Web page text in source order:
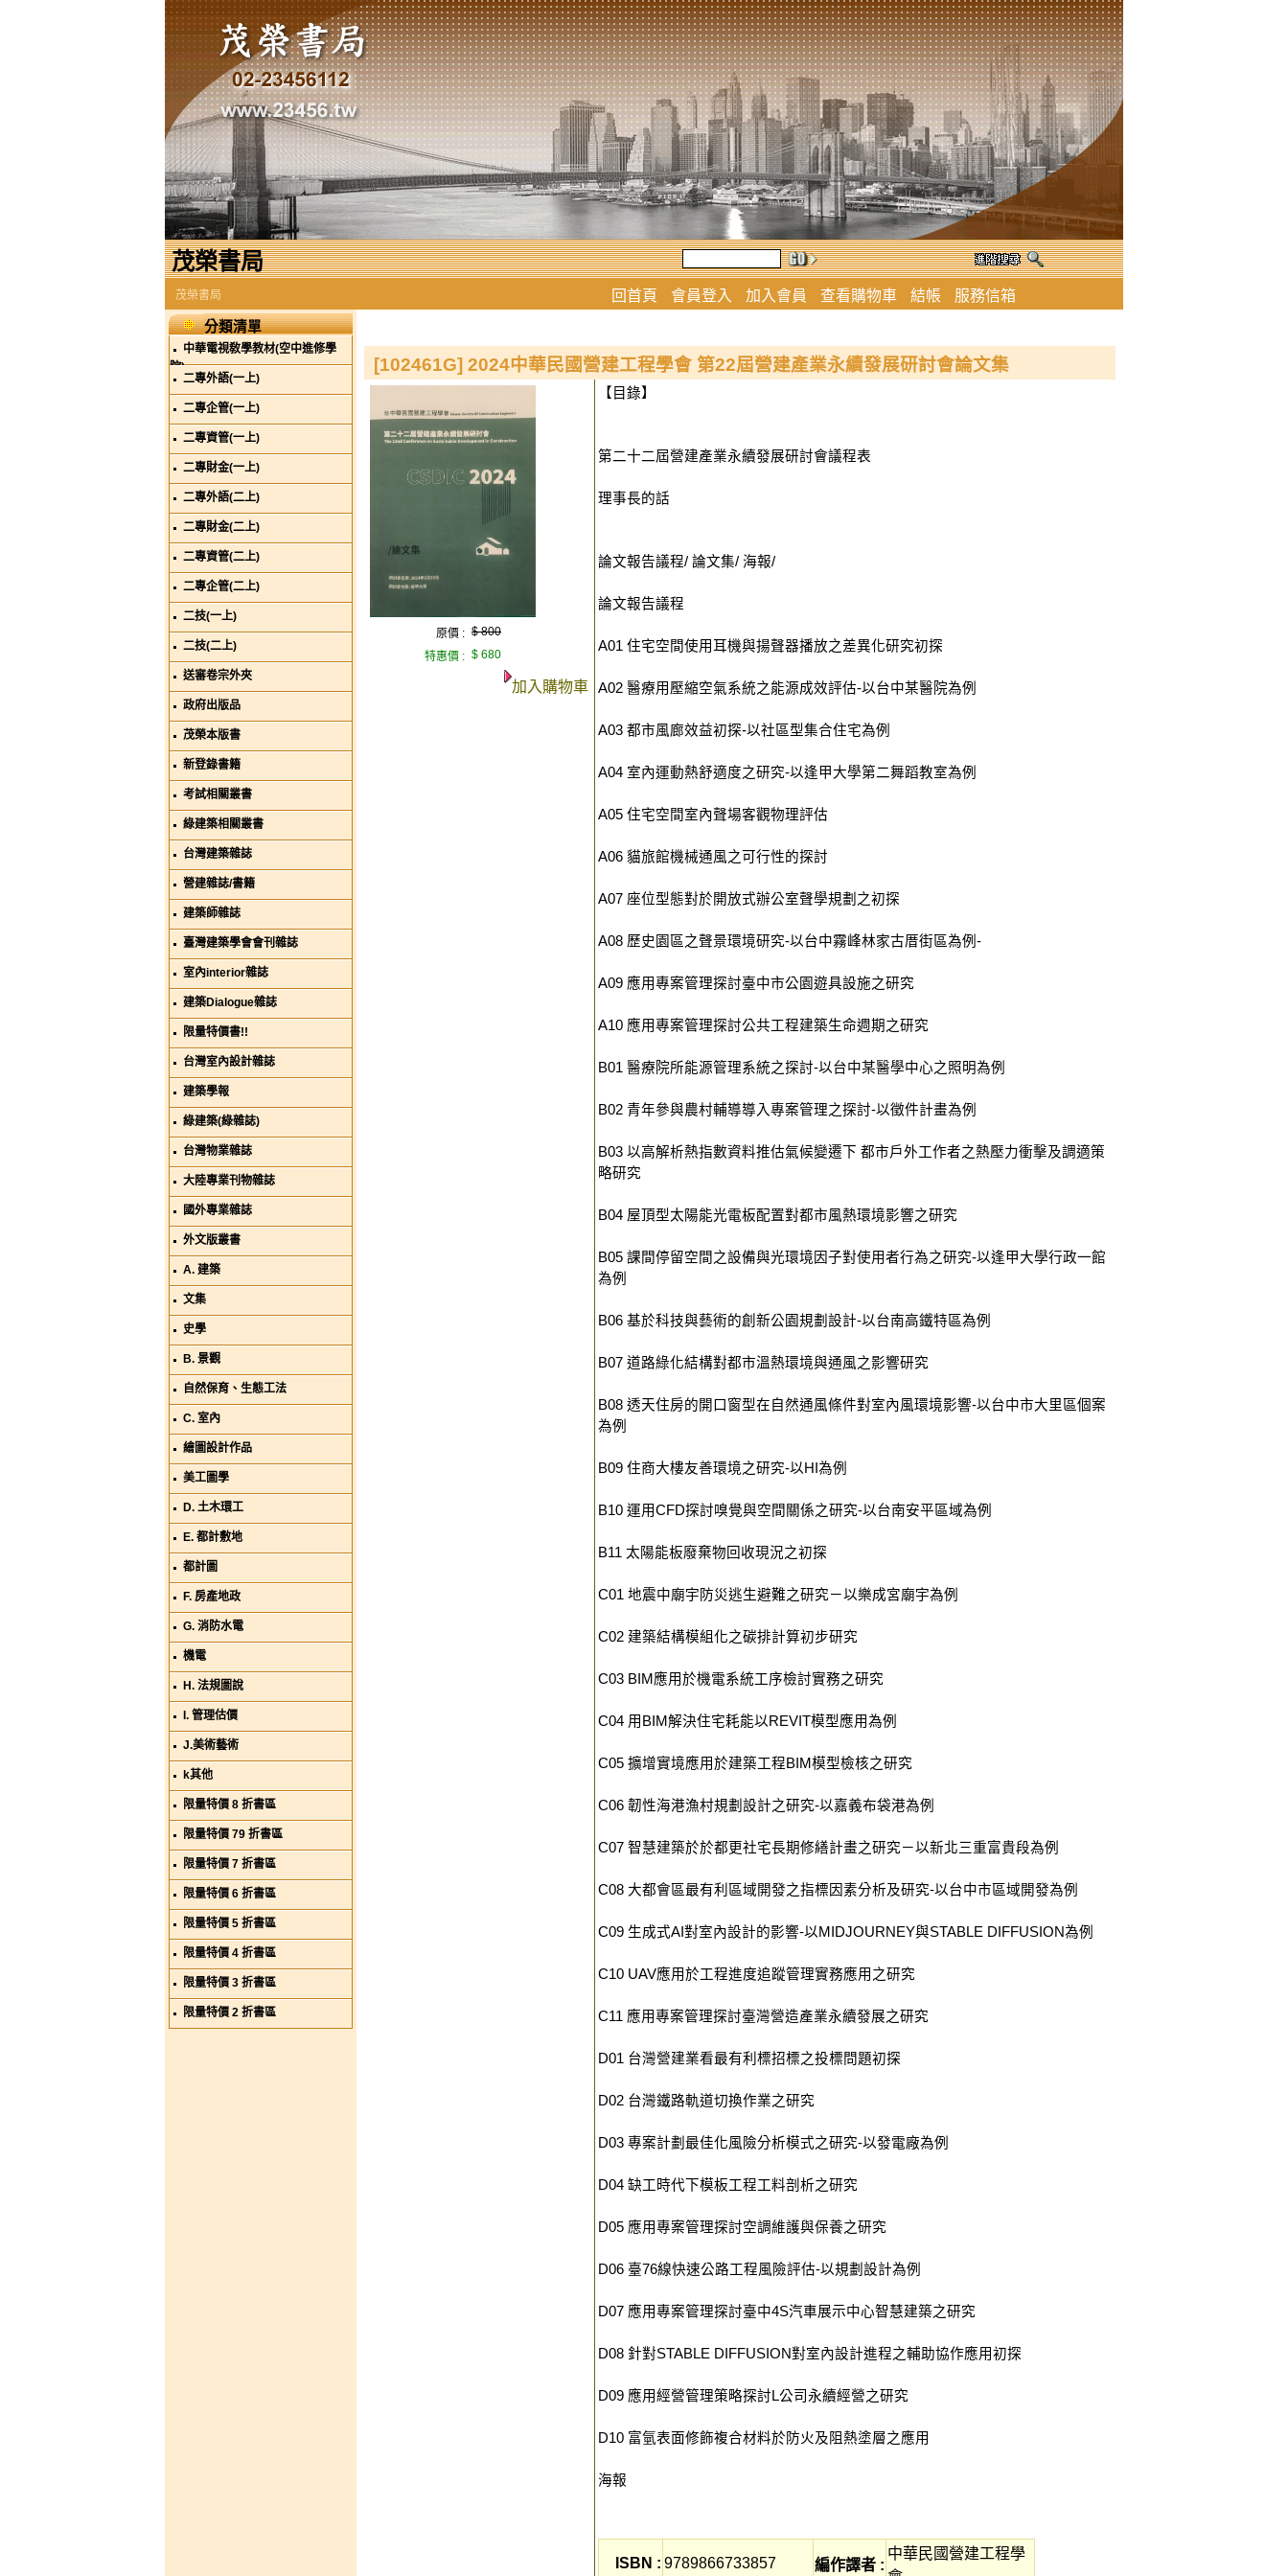
茂榮書局
茂榮書局 回首頁 會員登入 加入會員 查看購物車 結帳 服務信箱
分類清單
中華電視敎學教材(空中進修學
院)
二專外語(一上)
二專企管(一上)
二專資管(一上)
二專財金(一上)
二專外語(二上)
二專財金(二上)
二專資管(二上)
二專企管(二上)
二技(一上)
二技(二上)
送審卷宗外夾
政府出版品
茂榮本版書
新登錄書籍
考試相關叢書
綠建築相關叢書
台灣建築雜誌
營建雜誌/書籍
建築師雜誌
臺灣建築學會會刊雜誌
室內interior雜誌
建築Dialogue雜誌
限量特價書!!
台灣室內設計雜誌
建築學報
綠建築(綠雜誌)
台灣物業雜誌
大陸專業刊物雜誌
國外專業雜誌
外文版叢書
A. 建築
文集
史學
B. 景觀
自然保育、生態工法
C. 室內
繪圖設計作品
美工圖學
D. 土木環工
E. 都計敷地
都計圖
F. 房產地政
G. 消防水電
機電
H. 法規圖說
I. 管理估價
J.美術藝術
k其他
限量特價 8 折書區
限量特價 79 折書區
限量特價 7 折書區
限量特價 6 折書區
限量特價 5 折書區
限量特價 4 折書區
限量特價 3 折書區
限量特價 2 折書區
[102461G] 2024中華民國營建工程學會 第22屆營建產業永續發展研討會論文集
原價 : $ 800
特惠價 : $ 680
加入購物車
【目錄】
第二十二屆營建產業永續發展研討會議程表
理事長的話
論文報告議程/ 論文集/ 海報/
論文報告議程
A01 住宅空間使用耳機與揚聲器播放之差異化研究初探
A02 醫療用壓縮空氣系統之能源成效評估-以台中某醫院為例
A03 都市風廊效益初探-以社區型集合住宅為例
A04 室內運動熱舒適度之研究-以逢甲大學第二舞蹈教室為例
A05 住宅空間室內聲場客觀物理評估
A06 貓旅館機械通風之可行性的探討
A07 座位型態對於開放式辦公室聲學規劃之初探
A08 歷史園區之聲景環境研究-以台中霧峰林家古厝街區為例-
A09 應用專案管理探討臺中市公園遊具設施之研究
A10 應用專案管理探討公共工程建築生命週期之研究
B01 醫療院所能源管理系統之探討-以台中某醫學中心之照明為例
B02 青年參與農村輔導導入專案管理之探討-以徵件計畫為例
B03 以高解析熱指數資料推估氣候變遷下 都市戶外工作者之熱壓力衝擊及調適策
略研究
B04 屋頂型太陽能光電板配置對都市風熱環境影響之研究
B05 課間停留空間之設備與光環境因子對使用者行為之研究-以逢甲大學行政一館
為例
B06 基於科技與藝術的創新公園規劃設計-以台南高鐵特區為例
B07 道路綠化結構對都市溫熱環境與通風之影響研究
B08 透天住房的開口窗型在自然通風條件對室內風環境影響-以台中市大里區個案
為例
B09 住商大樓友善環境之研究-以HI為例
B10 運用CFD探討嗅覺與空間關係之研究-以台南安平區域為例
B11 太陽能板廢棄物回收現況之初探
C01 地震中廟宇防災逃生避難之研究－以樂成宮廟宇為例
C02 建築結構模組化之碳排計算初步研究
C03 BIM應用於機電系統工序檢討實務之研究
C04 用BIM解決住宅耗能以REVIT模型應用為例
C05 擴增實境應用於建築工程BIM模型檢核之研究
C06 韌性海港漁村規劃設計之研究-以嘉義布袋港為例
C07 智慧建築於於都更社宅長期修繕計畫之研究－以新北三重富貴段為例
C08 大都會區最有利區域開發之指標因素分析及研究-以台中市區域開發為例
C09 生成式AI對室內設計的影響-以MIDJOURNEY與STABLE DIFFUSION為例
C10 UAV應用於工程進度追蹤管理實務應用之研究
C11 應用專案管理探討臺灣營造產業永續發展之研究
D01 台灣營建業看最有利標招標之投標問題初探
D02 台灣鐵路軌道切換作業之研究
D03 專案計劃最佳化風險分析模式之研究-以發電廠為例
D04 缺工時代下模板工程工料剖析之研究
D05 應用專案管理探討空調維護與保養之研究
D06 臺76線快速公路工程風險評估-以規劃設計為例
D07 應用專案管理探討臺中4S汽車展示中心智慧建築之研究
D08 針對STABLE DIFFUSION對室內設計進程之輔助協作應用初探
D09 應用經營管理策略探討L公司永續經營之研究
D10 富氫表面修飾複合材料於防火及阻熱塗層之應用
海報
ISBN : 9789866733857 編作譯者 :
中華民國營建工程學